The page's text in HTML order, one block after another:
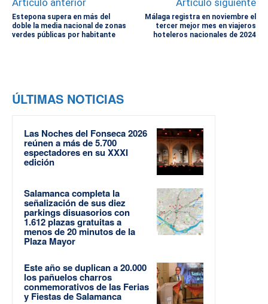
Artículo anterior
Estepona supera en más del
doble la media nacional de zonas
verdes públicas por habitante
Artículo siguiente
Málaga registra en noviembre el
tercer mejor mes en viajeros
hoteleros nacionales de 2024
ÚLTIMAS NOTICIAS
Las Noches del Fonseca 2026
reúnen a más de 5.700
espectadores en su XXXI
edición
Salamanca completa la
señalización de sus diez
parkings disuasorios con
1.612 plazas gratuitas a
menos de 20 minutos de la
Plaza Mayor
Este año se duplican a 20.000
los pañuelos charros
conmemorativos de las Ferias
y Fiestas de Salamanca